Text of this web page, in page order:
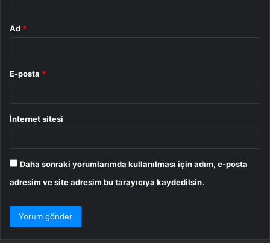
Ad *
E-posta *
İnternet sitesi
Daha sonraki yorumlarımda kullanılması için adım, e-posta
adresim ve site adresim bu tarayıcıya kaydedilsin.